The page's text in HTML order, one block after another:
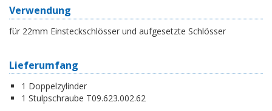
Verwendung
für 22mm Einsteckschlösser und aufgesetzte Schlösser
Lieferumfang
1 Doppelzylinder
1 Stulpschraube T09.623.002.62